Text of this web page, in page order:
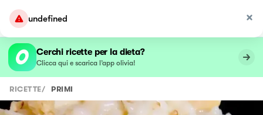
undefined
Cerchi ricette per la dieta?
Clicca qui e scarica l’app olivia!
RICETTE/ PRIMI